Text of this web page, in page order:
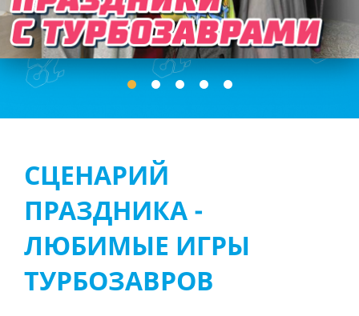
СЦЕНАРИЙ
ПРАЗДНИКА -
ЛЮБИМЫЕ ИГРЫ
ТУРБОЗАВРОВ